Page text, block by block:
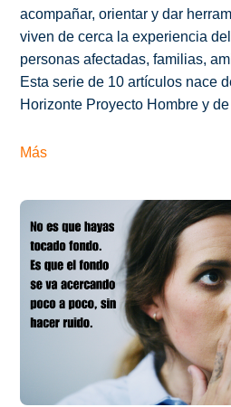
acompañar, orientar y dar
viven de cerca la experiencia
personas afectadas, familias,
Esta serie de 10 artículos nace
Horizonte Proyecto Hombre y
Más